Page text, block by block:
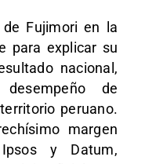
Fujimori en la
para explicar su
nacional,
de
peruano.
margen
y Datum,